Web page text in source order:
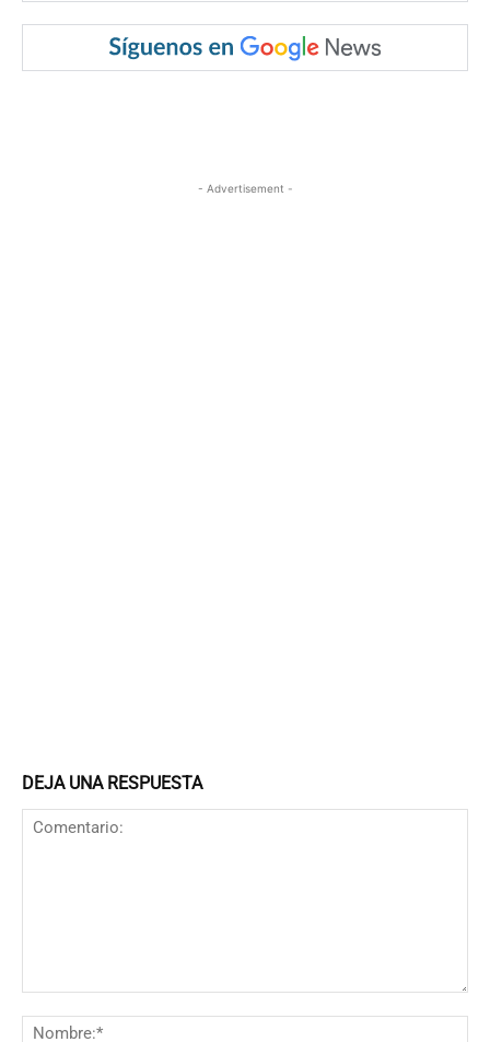
- Advertisement -
DEJA UNA RESPUESTA